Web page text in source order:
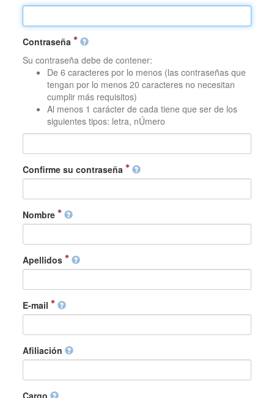
Contraseña
Su contraseña debe de contener:
De 6 caracteres por lo menos (las contraseñas que
tengan por lo menos 20 caracteres no necesitan
cumplir más requisitos)
Al menos 1 carácter de cada tiene que ser de los
siguientes tipos: letra, nÚmero
Confirme su contraseña
Nombre
Apellidos
E-mail
Afiliación
Cargo